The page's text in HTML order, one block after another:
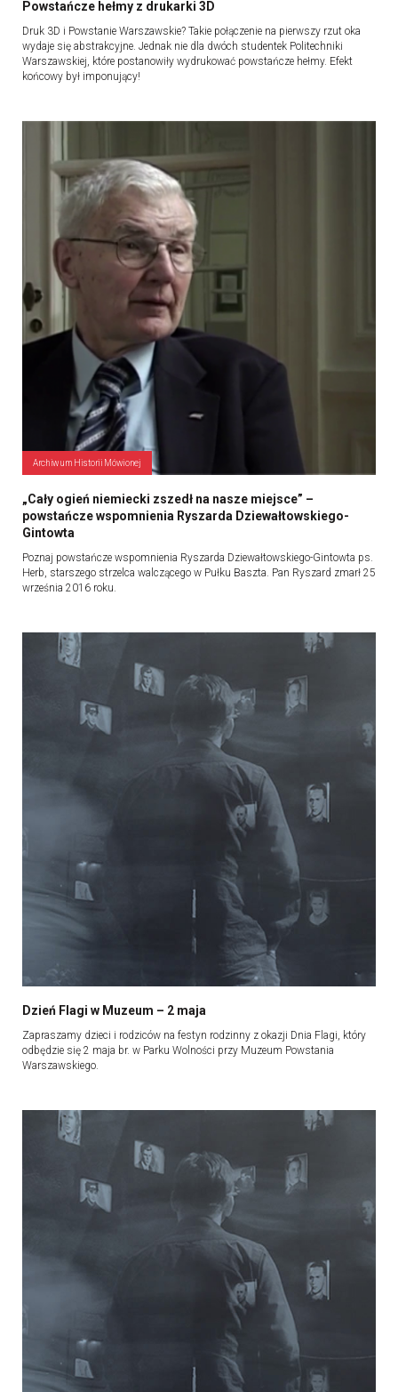
Powstańcze hełmy z drukarki 3D
Druk 3D i Powstanie Warszawskie? Takie połączenie na pierwszy rzut oka
wydaje się abstrakcyjne. Jednak nie dla dwóch studentek Politechniki
Warszawskiej, które postanowiły wydrukować powstańcze hełmy. Efekt
końcowy był imponujący!
Archiwum Historii Mówionej
„Cały ogień niemiecki zszedł na nasze miejsce” –
powstańcze wspomnienia Ryszarda Dziewałtowskiego-
Gintowta
Poznaj powstańcze wspomnienia Ryszarda Dziewałtowskiego-Gintowta ps.
Herb, starszego strzelca walczącego w Pułku Baszta. Pan Ryszard zmarł 25
września 2016 roku.
Dzień Flagi w Muzeum – 2 maja
Zapraszamy dzieci i rodziców na festyn rodzinny z okazji Dnia Flagi, który
odbędzie się 2 maja br. w Parku Wolności przy Muzeum Powstania
Warszawskiego.